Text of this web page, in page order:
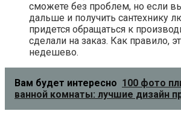
сможете без проблем, но если
дальше и получить сантехнику
придется обращаться к
сделали на заказ. Как правило,
недешево.
Вам будет интересно 100 фото
ванной комнаты: лучшие дизайн